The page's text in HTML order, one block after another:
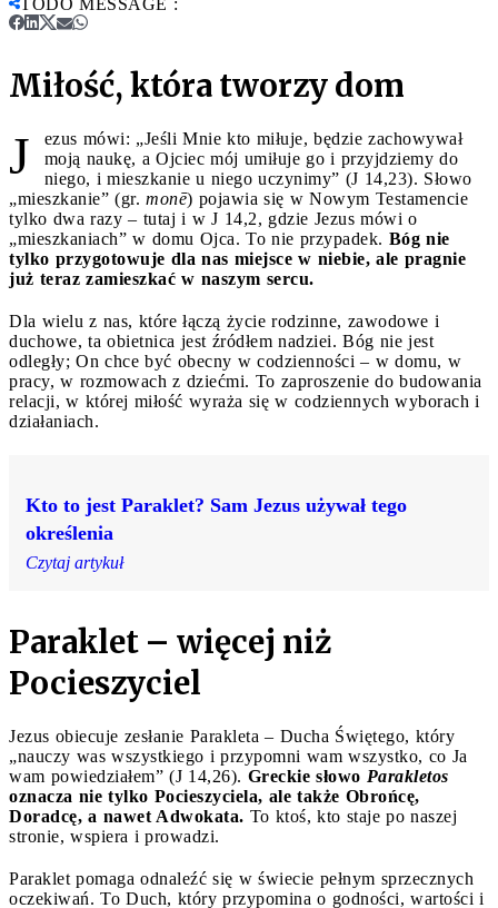
Miłość, która tworzy dom
J
ezus mówi: „Jeśli Mnie kto miłuje, będzie zachowywał
moją naukę, a Ojciec mój umiłuje go i przyjdziemy do
niego, i mieszkanie u niego uczynimy” (J 14,23). Słowo
„mieszkanie” (gr. monē) pojawia się w Nowym Testamencie
tylko dwa razy – tutaj i w J 14,2, gdzie Jezus mówi o
„mieszkaniach” w domu Ojca. To nie przypadek. Bóg nie
tylko przygotowuje dla nas miejsce w niebie, ale pragnie
już teraz zamieszkać w naszym sercu.
Dla wielu z nas, które łączą życie rodzinne, zawodowe i
duchowe, ta obietnica jest źródłem nadziei. Bóg nie jest
odległy; On chce być obecny w codzienności – w domu, w
pracy, w rozmowach z dziećmi. To zaproszenie do budowania
relacji, w której miłość wyraża się w codziennych wyborach i
działaniach.
Kto to jest Paraklet? Sam Jezus używał tego
określenia
Czytaj artykuł
Paraklet – więcej niż
Pocieszyciel
Jezus obiecuje zesłanie Parakleta – Ducha Świętego, który
„nauczy was wszystkiego i przypomni wam wszystko, co Ja
wam powiedziałem” (J 14,26). Greckie słowo Parakletos
oznacza nie tylko Pocieszyciela, ale także Obrońcę,
Doradcę, a nawet Adwokata. To ktoś, kto staje po naszej
stronie, wspiera i prowadzi.
Paraklet pomaga odnaleźć się w świecie pełnym sprzecznych
oczekiwań. To Duch, który przypomina o godności, wartości i